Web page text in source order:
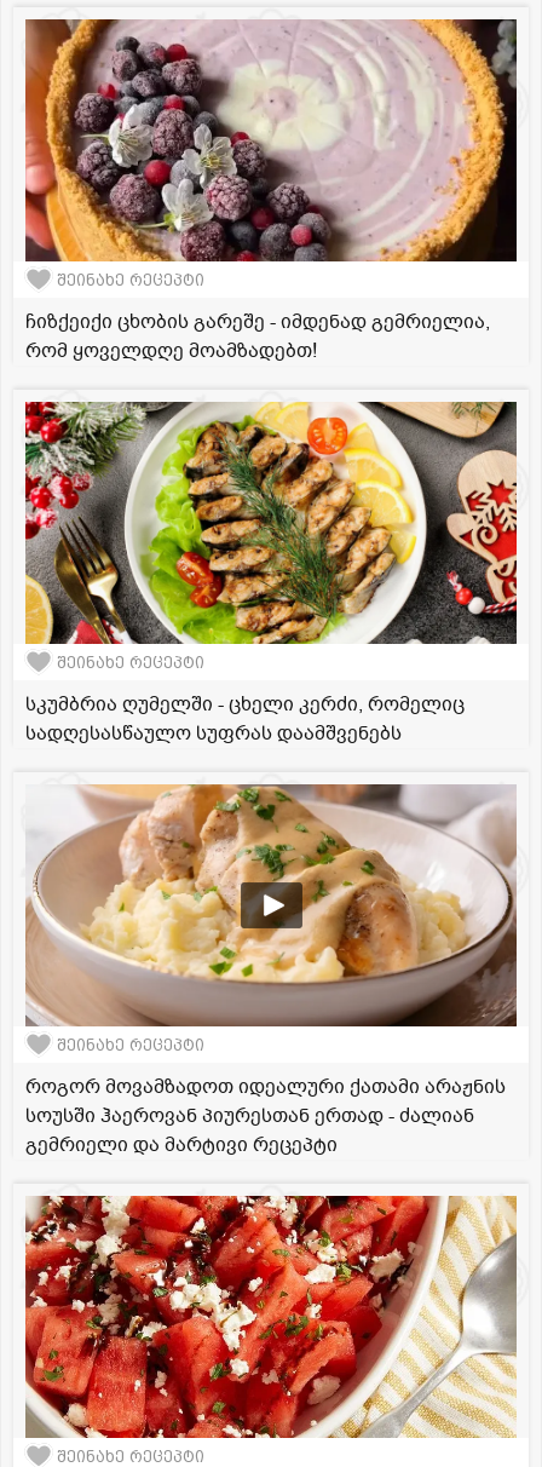
შეინახე რეცეპტი
ჩიზქეიქი ცხობის გარეშე - იმდენად გემრიელია,
რომ ყოველდღე მოამზადებთ!
შეინახე რეცეპტი
სკუმბრია ღუმელში - ცხელი კერძი, რომელიც
სადღესასწაულო სუფრას დაამშვენებს
შეინახე რეცეპტი
როგორ მოვამზადოთ იდეალური ქათამი არაჟნის
სოუსში ჰაეროვან პიურესთან ერთად - ძალიან
გემრიელი და მარტივი რეცეპტი
შეინახე რეცეპტი